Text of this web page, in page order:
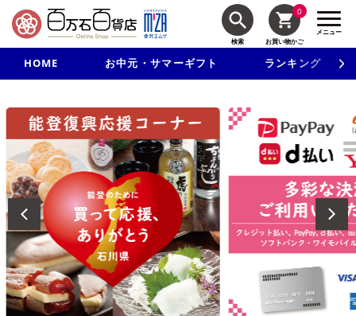
検索
0
お買い物かご
メニュー
HOME お中元・サマーギフト ランキング
新規入会で3千円以上で使える500円クーポンを進呈！